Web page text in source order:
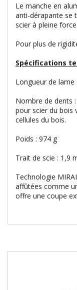
Le manche en
anti-dérapante se
scier à pleine force.
Pour plus de
Spécifications
Longueur de lame
Nombre de dents
pour scier du bois
cellules du bois.
Poids : 974 g
Trait de scie : 1,9
Technologie
affûtées comme
offre une coupe